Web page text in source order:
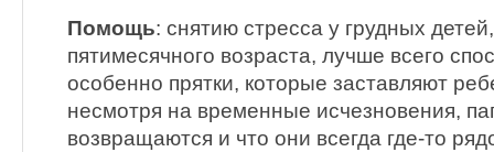
Помощь: снятию стресса у грудных
пятимесячного возраста, лучше всего
особенно прятки, которые заставляют
несмотря на временные исчезновения,
возвращаются и что они всегда где-то